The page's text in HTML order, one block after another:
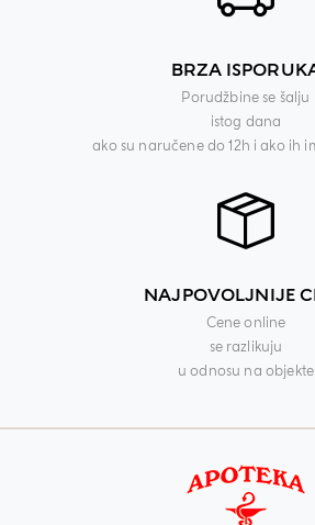
BRZA
Porudžbine se šalju
istog dana
ako su naručene do 12h i ako ih
NAJPOVOLJNIJE
Cene online
se razlikuju
u odnosu na objekte